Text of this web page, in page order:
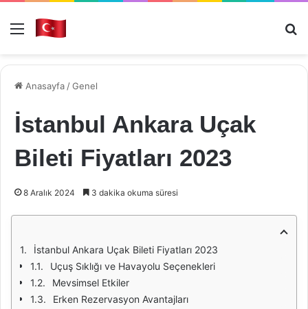
Menü
Anasayfa /Genel
İstanbul Ankara Uçak
Bileti Fiyatları 2023
8 Aralık 2024 3 dakika okuma süresi
İstanbul Ankara Uçak Bileti Fiyatları 2023
Uçuş Sıklığı ve Havayolu Seçenekleri
Mevsimsel Etkiler
Erken Rezervasyon Avantajları